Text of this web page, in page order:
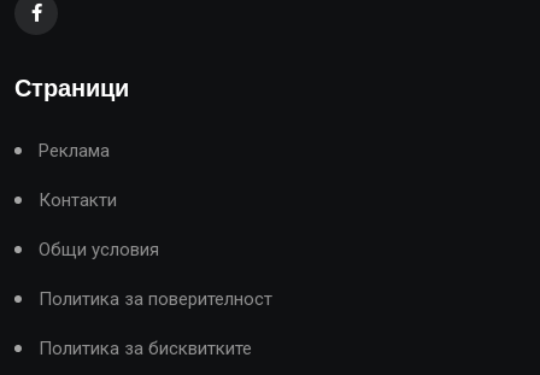
Страници
Реклама
Контакти
Общи условия
Политика за поверителност
Политика за бисквитките